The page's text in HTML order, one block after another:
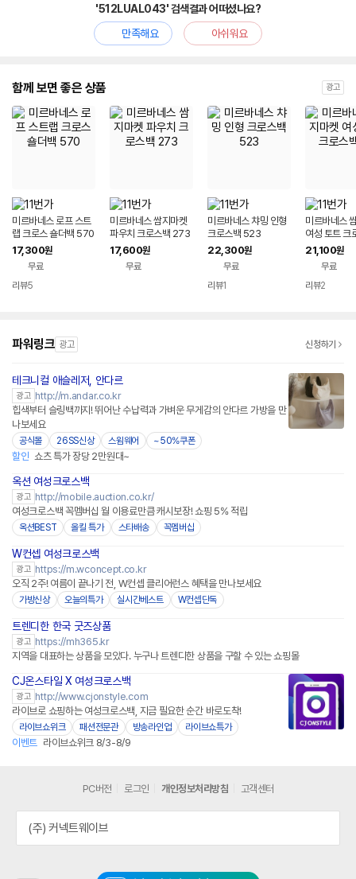
'512LUAL043' 검색결과 어떠셨나요?
만족해요
아쉬워요
함께 보면 좋은 상품 광고
미르바네스 로프 스트
랩 크로스 숄더백 570
17,300원
무료
리뷰5
미르바네스 쌈지마켓
파우치 크로스백 273
17,600원
무료
미르바네스 챠밍 인형
크로스백 523
22,300원
무료
리뷰1
미르바네스
여성 토트 크
8
21,100원
무료
리뷰2
파워링크 광고 신청하기
테크니컬 애슬레저, 안다르
광고 http://m.andar.co.kr
힙색부터 슬링백까지! 뛰어난 수납력과 가벼운 무게감의 안다르 가방을 만
나보세요
공식몰 26SS신상 스윔웨어 ~50%쿠폰
할인 쇼츠 특가 장당 2만원대~
옥션 여성크로스백
광고 http://mobile.auction.co.kr/
여성크로스백 꼭멤버십 월 이용료만큼 캐시보장! 쇼핑 5% 적립
옥션BEST 올킬 특가 스타배송 꼭멤버십
W컨셉 여성크로스백
광고 https://m.wconcept.co.kr
오직 2주! 여름이 끝나기 전, W컨셉 클리어런스 혜택을 만나보세요
가방신상 오늘의특가 실시간베스트 W컨셉단독
트렌디한 한국 굿즈상품
광고 https://mh365.kr
지역을 대표하는 상품을 모았다. 누구나 트렌디한 상품을 구할 수 있는 쇼핑몰
CJ온스타일 X 여성크로스백
광고 http://www.cjonstyle.com
라이브로 쇼핑하는 여성크로스백, 지금 필요한 순간 바로도착!
라이브쇼위크 패션전문관 방송라인업 라이브쇼특가
이벤트 라이브쇼위크 8/3-8/9
PC버전 로그인 개인정보처리방침 고객센터
(주) 커넥트웨이브